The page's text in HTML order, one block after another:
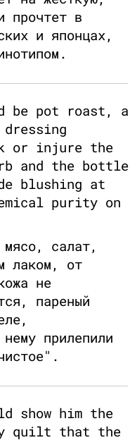
прочтет в
и японцах,
be pot roast, a
or injure the
and the bottle
blushing at
purity on
мясо, салат,
лаком, от
не
пареный
прилепили
show him the
quilt that the